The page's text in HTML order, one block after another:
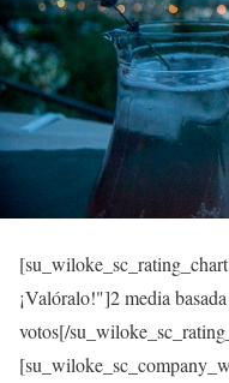
¡Valóralo!"]2media
votos[/